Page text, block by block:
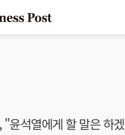
윤석열에게 할 말은 하